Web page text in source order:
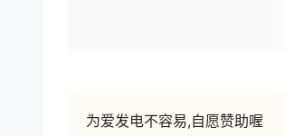
为爱发电不容易,自愿赞助喔